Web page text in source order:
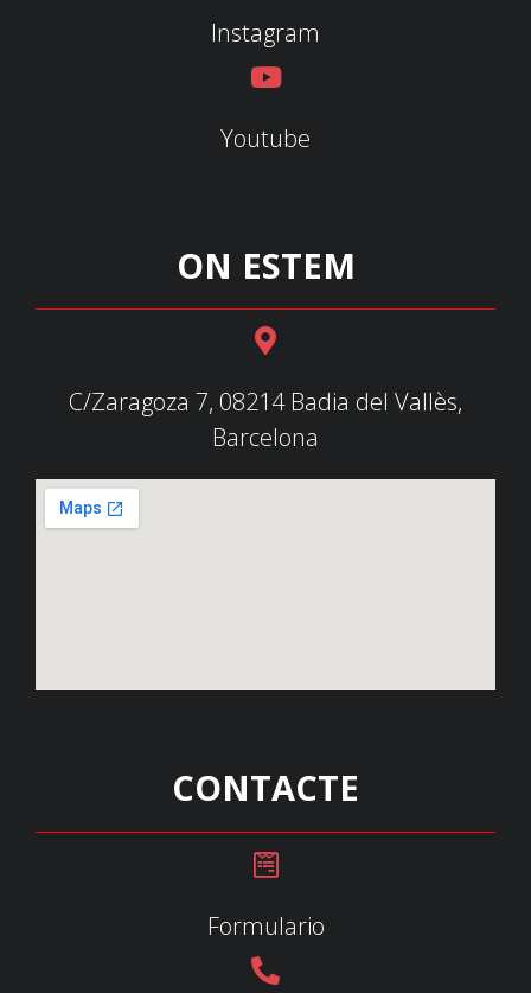
Instagram
Youtube
ON ESTEM
C/Zaragoza 7, 08214 Badia del Vallès,
Barcelona
CONTACTE
Formulario